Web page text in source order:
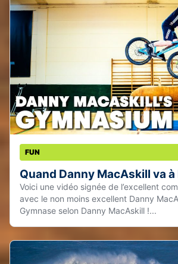
FUN
Quand Danny MacAskill va
Voici une vidéo signée de l’excellent
avec le non moins excellent Danny
Gymnase selon Danny MacAskill !...